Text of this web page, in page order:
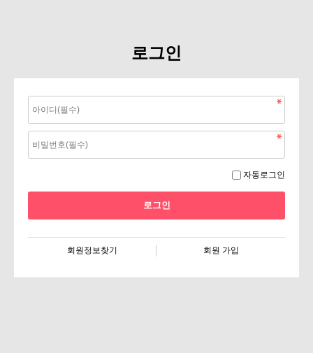
로그인
자동로그인
회원정보찾기 회원 가입